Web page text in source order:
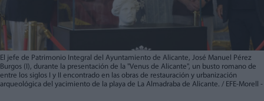
El jefe de Patrimonio Integral del Ayuntamiento de Alicante, José Manuel Pérez
Burgos (I), durante la presentación de la "Venus de Alicante", un busto romano de
entre los siglos I y II encontrado en las obras de restauración y urbanización
arqueológica del yacimiento de la playa de La Almadraba de Alicante. / EFE-Morell -